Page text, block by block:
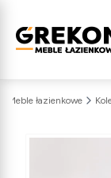
Meble łazienkowe